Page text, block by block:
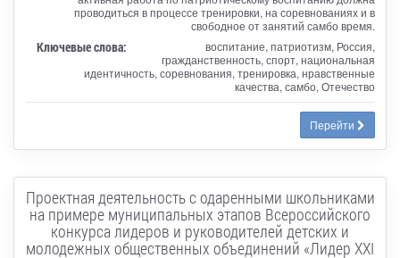
проводиться в процессе тренировки, на соревнованиях и в
свободное от занятий самбо время.
Ключевые слова:
воспитание, патриотизм, Россия,
гражданственность, спорт, национальная
идентичность, соревнования, тренировка, нравственные
качества, самбо, Отечество
Перейти
Проектная деятельность с одаренными школьниками
на примере муниципальных этапов Всероссийского
конкурса лидеров и руководителей детских и
молодежных общественных объединений «Лидер XXI